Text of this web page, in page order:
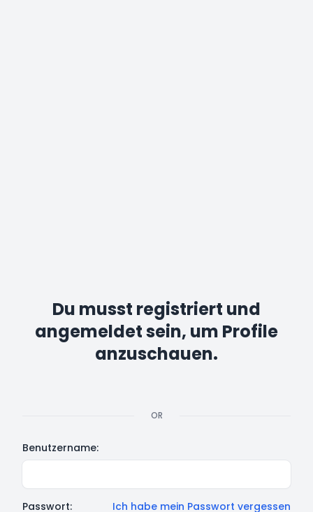
Du musst registriert und
angemeldet sein, um Profile
anzuschauen.
OR
Benutzername:
Passwort: Ich habe mein Passwort vergessen